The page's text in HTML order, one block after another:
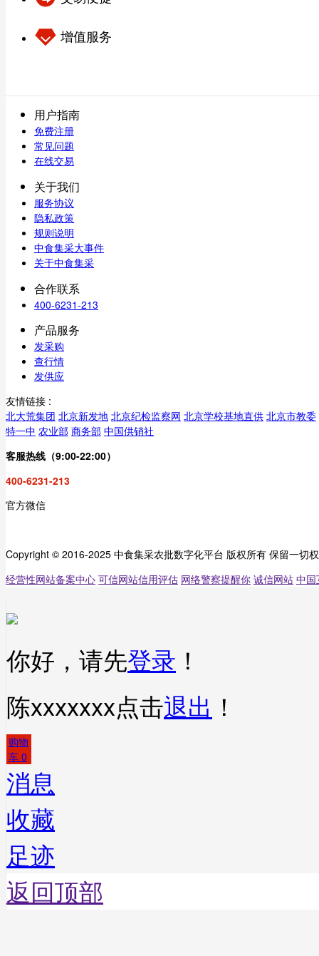
增值服务
用户指南
免费注册
常见问题
在线交易
关于我们
服务协议
隐私政策
规则说明
中食集采大事件
关于中食集采
合作联系
400-6231-213
产品服务
发采购
查行情
发供应
友情链接 :
北大荒集团 北京新发地 北京纪检监察网 北京学校基地直供 北京市教委
特一中 农业部 商务部 中国供销社
客服热线（9:00-22:00）
400-6231-213
官方微信
Copyright © 2016-2025 中食集采农批数字化平台 版权所有 保留一切
经营性网站备案中心 可信网站信用评估 网络警察提醒你 诚信网站 中国
你好，请先登录 ！
陈xxxxxxx点击退出 ！
购物
车 0
消息
收藏
足迹
返回顶部